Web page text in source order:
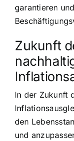
garantieren
Zukunft
In der Zukunft
den
und